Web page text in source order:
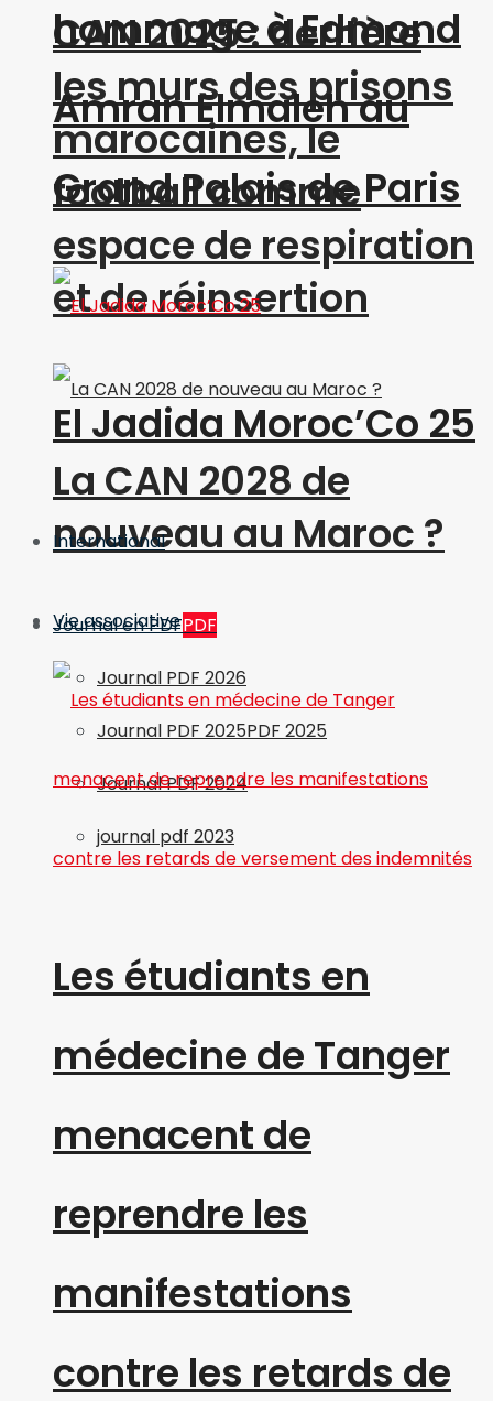
CAN 2025 : derrière
les murs des prisons
marocaines, le
football comme
espace de respiration
et de réinsertion
La CAN 2028 de
nouveau au Maroc ?
Journal en PDFPDF
Journal PDF 2026
Journal PDF 2025PDF 2025
Journal PDF 2024
journal pdf 2023
hommage à Edmond
Amran Elmaleh au
Grand Palais de Paris
El Jadida Moroc’Co 25
International
Vie associative
Les étudiants en
médecine de Tanger
menacent de
reprendre les
manifestations
contre les retards de